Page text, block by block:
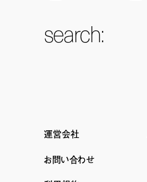
search:
運営会社
お問い合わせ